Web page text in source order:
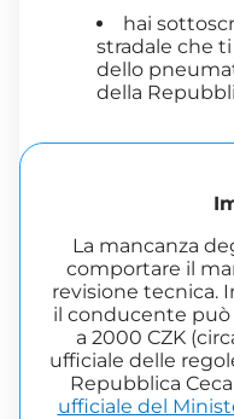
hai
stradale che
dello
della
La mancanza
comportare il
revisione tecnica.
il conducente può
a 2000 CZK
ufficiale delle
Repubblica
ufficiale del